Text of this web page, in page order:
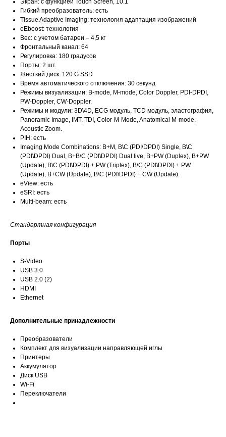
Экран: с функцией Touch Screen, 10.1
Гибкий преобразователь: есть
Tissue Adaptive Imaging: технология адаптация изображений
eEboost: технология
Вес: с учетом батареи – 4,5 кг
Фронтальный канал: 64
Регулировка: 180 градусов
Порты: 2 шт.
Жесткий диск: 120 G SSD
Время автоматического отключения: 30 секунд
Режимы визуализации: B-mode, M-mode, Color Doppler, PDI-DPDI,
PW-Doppler, CW-Doppler.
Режимы и модули: 3D\4D, ECG модуль, TCD модуль, эластография,
Panoramic Image, IMT, TDI, Color-M-Mode, Anatomical M-mode,
Acoustic Zoom.
PIH: есть
Imaging Mode Combinations: B+M, B\C (PDI\DPDI) Single, B\C
(PDI\DPDI) Dual, B+B\C (PDI\DPDI) Dual live, B+PW (Duplex), B+PW
(Update), B\C (PDI\DPDI) + PW (Triplex), B\C (PDI\DPDI) + PW
(Update), B+CW (Update), B\C (PDI\DPDI) + CW (Update).
eView: есть
eSRI: есть
Multi-beam: есть
Стандартная конфигурация
Порты
S-Video
USB 3.0
USB 2.0 (2)
HDMI
Ethernet
Дополнительные принадлежности
Преобразователи
Комплект для визуализации направляющей иглы
Принтеры
Аккумулятор
Диск USB
Wi-Fi
Переключатели